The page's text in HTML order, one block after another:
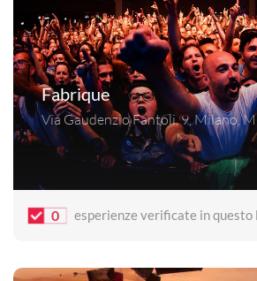
Fabrique
Via Gaudenzio Fantoli, 9, Milano,
0 esperienze verificate in questo